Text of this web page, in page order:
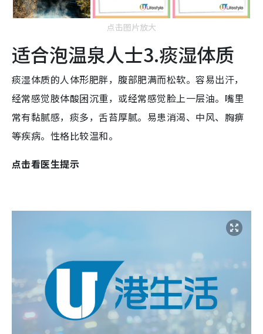
点击图片放大
适合泡温泉人士3.痰湿体质
痰湿体质的人体形肥胖，腹部肥满而松软。容易出汗，
经常感觉肢体酸困沉重，或经常感觉脸上一层油。嘴里
常有黏腻感，痰多，舌苔厚腻。易患消渴、中风、胸痹
等疾病。性格比较温和。
点击看医生提示